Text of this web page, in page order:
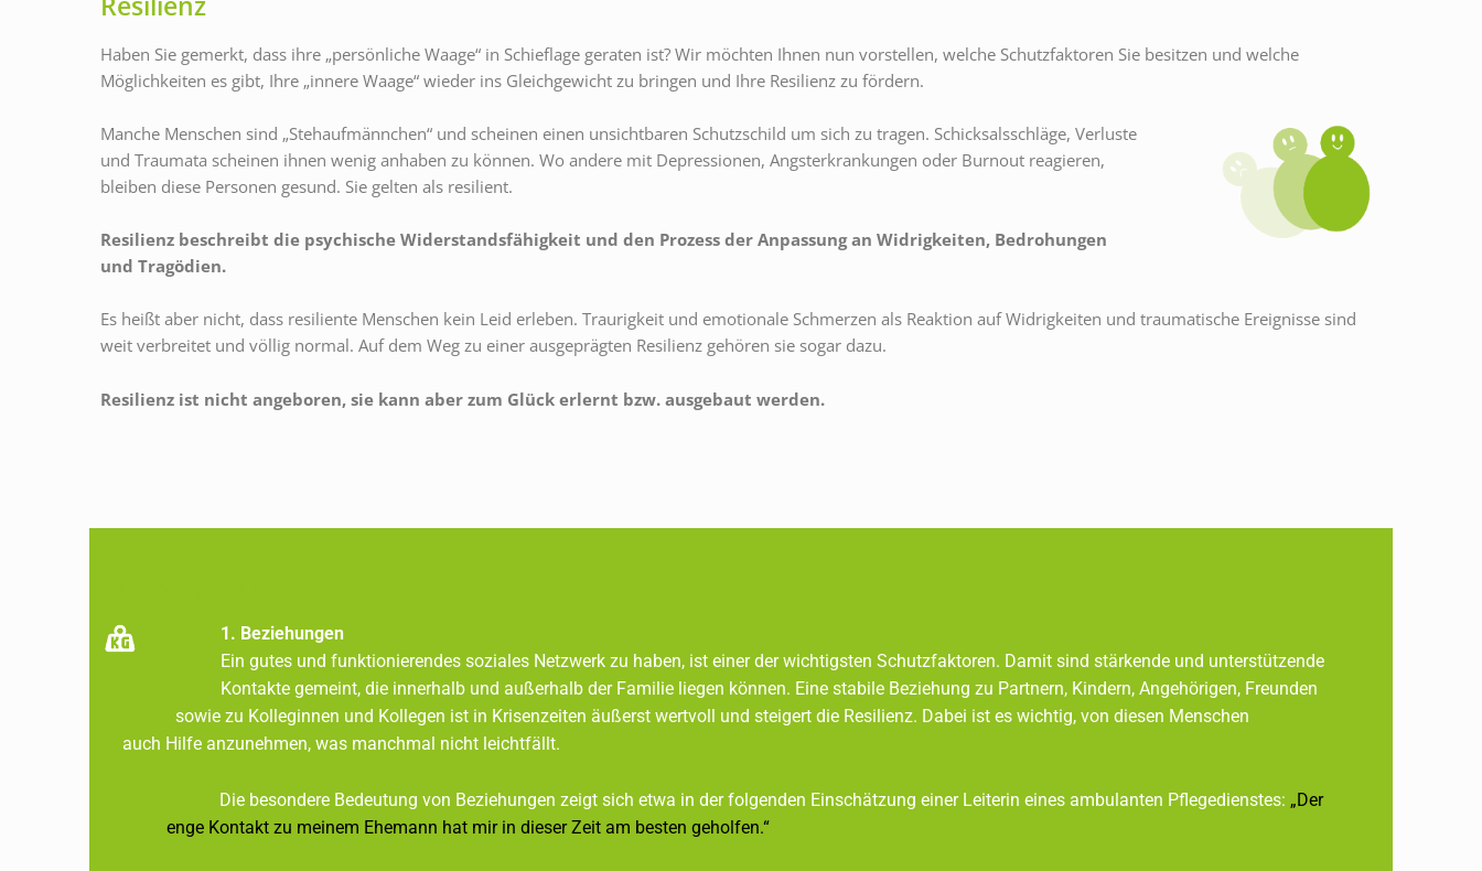
L
A
N
C
E
W
E
E
D
Haben Sie gemerkt, dass ihre „persönliche Waage“ in Schieflage geraten ist? Wir möchten Ihnen nun vorstellen, welche Schutzfaktoren Sie besitzen und welche
Möglichkeiten es gibt, Ihre „innere Waage“ wieder ins Gleichgewicht zu bringen und Ihre Resilienz zu fördern.
Manche Menschen sind „Stehaufmännchen“ und scheinen einen unsichtbaren Schutzschild um sich zu tragen. Schicksalsschläge, Verluste
und Traumata scheinen ihnen wenig anhaben zu können. Wo andere mit Depressionen, Angsterkrankungen oder Burnout reagieren,
bleiben diese Personen gesund. Sie gelten als resilient.
Resilienz beschreibt die psychische Widerstandsfähigkeit und den Prozess der Anpassung an Widrigkeiten, Bedrohungen
und Tragödien.
Es heißt aber nicht, dass resiliente Menschen kein Leid erleben. Traurigkeit und emotionale Schmerzen als Reaktion auf Widrigkeiten und traumatische Ereignisse sind
weit verbreitet und völlig normal. Auf dem Weg zu einer ausgeprägten Resilienz gehören sie sogar dazu.
Resilienz ist nicht angeboren, sie kann aber zum Glück erlernt bzw. ausgebaut werden.
1. Beziehungen
Ein gutes und funktionierendes soziales Netzwerk zu haben, ist einer der wichtigsten Schutzfaktoren. Damit sind stärkende und unterstützende
Kontakte gemeint, die innerhalb und außerhalb der Familie liegen können. Eine stabile Beziehung zu Partnern, Kindern, Angehörigen, Freunden
sowie zu Kolleginnen und Kollegen ist in Krisenzeiten äußerst wertvoll und steigert die Resilienz. Dabei ist es wichtig, von diesen Menschen
auch Hilfe anzunehmen, was manchmal nicht leichtfällt.
Die besondere Bedeutung von Beziehungen zeigt sich etwa in der folgenden Einschätzung einer Leiterin eines ambulanten Pflegedienstes: „Der
enge Kontakt zu meinem Ehemann hat mir in dieser Zeit am besten geholfen.“